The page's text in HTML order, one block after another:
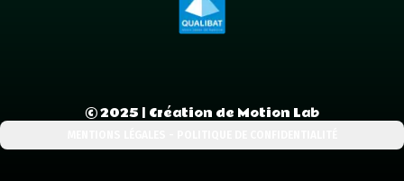
©2025 | Création de Motion Lab